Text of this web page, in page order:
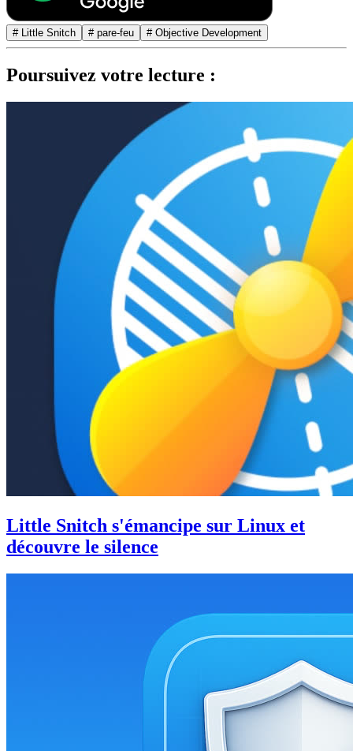
# Little Snitch # pare-feu # Objective Development
Poursuivez votre lecture :
Little Snitch s'émancipe sur Linux et
découvre le silence